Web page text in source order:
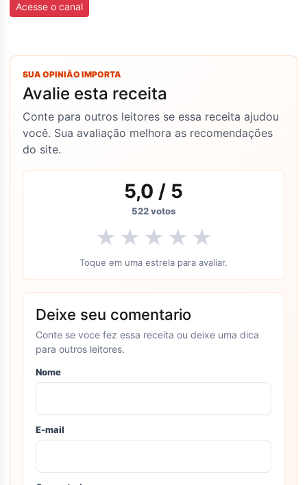
Acesse o canal
SUA OPINIÃO IMPORTA
Avalie esta receita
Conte para outros leitores se essa receita ajudou
você. Sua avaliação melhora as recomendações
do site.
5,0 / 5
522votos
★ ★ ★ ★ ★
Toque em uma estrela para avaliar.
Deixe seu comentario
Conte se voce fez essa receita ou deixe uma dica
para outros leitores.
Nome
E-mail